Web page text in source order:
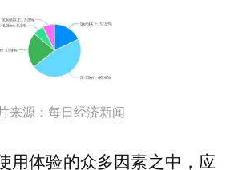
来源：每日经济新闻
用体验的众多因素之中，应